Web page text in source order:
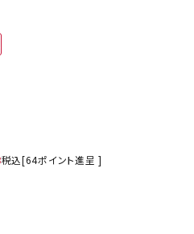
税込[64ポイント進呈 ]